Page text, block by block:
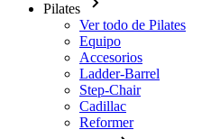
Pilates
Ver todo de Pilates
Equipo
Accesorios
Ladder-Barrel
Step-Chair
Cadillac
Reformer